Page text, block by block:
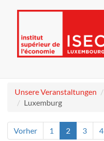
Unsere Veranstaltungen
Luxemburg
Vorher 1 2 3 4